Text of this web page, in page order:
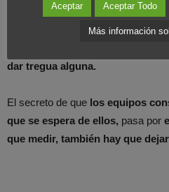
ser precisamente el
ambiente
prospere. La cultura
dar tregua alguna.
El secreto de que los equipos
que se espera de ellos, pasa por
que medir, también hay que
Aceptar Aceptar Todo
Más información